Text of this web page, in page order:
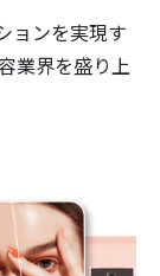
ョンを実現す
業界を盛り上